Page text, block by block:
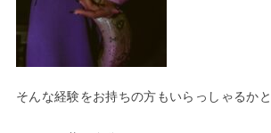
そんな経験をお持ちの方もいらっしゃるかと